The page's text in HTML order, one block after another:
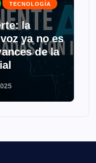
TECNOLOGÍA
la
ya no es
de la